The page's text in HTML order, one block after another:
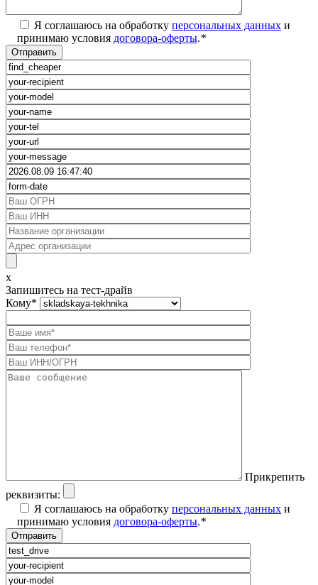
Я соглашаюсь на обработку персональных данных и
принимаю условия договора-оферты.*
x
Запишитесь на тест-драйв
Кому*
Прикрепить
реквизиты:
Я соглашаюсь на обработку персональных данных и
принимаю условия договора-оферты.*